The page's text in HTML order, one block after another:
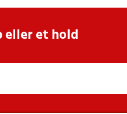
eller et hold